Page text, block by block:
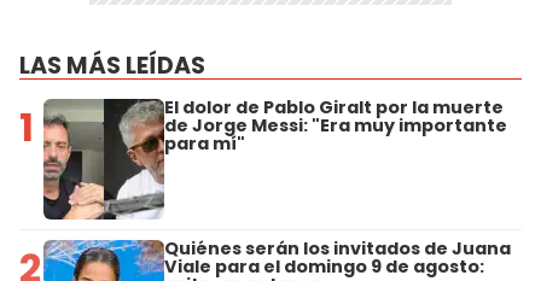
LAS MÁS LEÍDAS
1 El dolor de Pablo Giralt por la muerte
de Jorge Messi: "Era muy importante
para mí"
2 Quiénes serán los invitados de Juana
Viale para el domingo 9 de agosto: